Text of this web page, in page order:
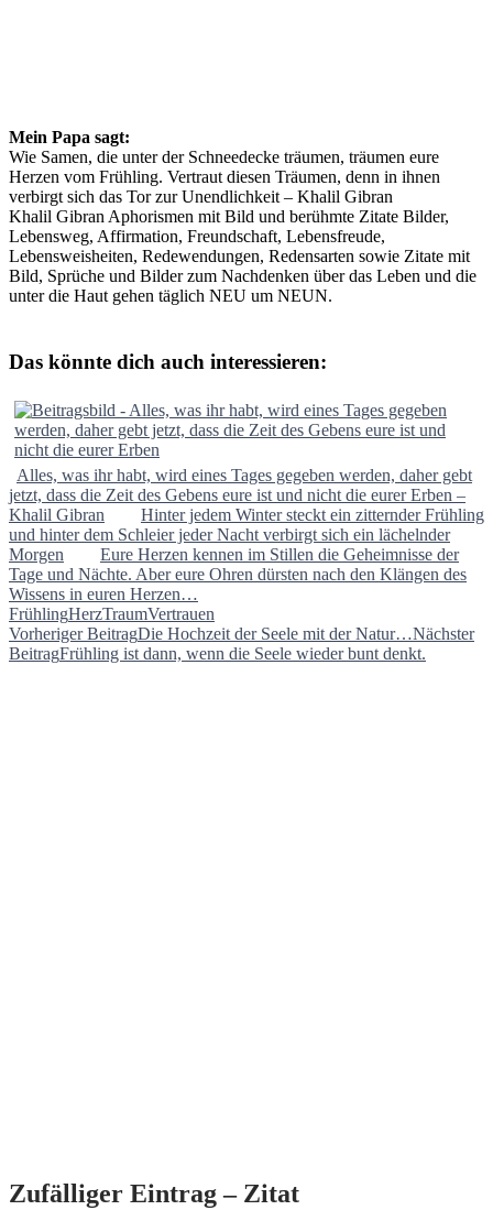
Mein Papa sagt:
Wie Samen, die unter der Schneedecke träumen, träumen eure
Herzen vom Frühling. Vertraut diesen Träumen, denn in ihnen
verbirgt sich das Tor zur Unendlichkeit – Khalil Gibran
Khalil Gibran Aphorismen mit Bild und berühmte Zitate Bilder,
Lebensweg, Affirmation, Freundschaft, Lebensfreude,
Lebensweisheiten, Redewendungen, Redensarten sowie Zitate mit
Bild, Sprüche und Bilder zum Nachdenken über das Leben und die
unter die Haut gehen täglich NEU um NEUN.
Das könnte dich auch interessieren:
Alles, was ihr habt, wird eines Tages gegeben werden, daher gebt
jetzt, dass die Zeit des Gebens eure ist und nicht die eurer Erben –
Khalil Gibran
Hinter jedem Winter steckt ein zitternder Frühling
und hinter dem Schleier jeder Nacht verbirgt sich ein lächelnder
Morgen
Eure Herzen kennen im Stillen die Geheimnisse der
Tage und Nächte. Aber eure Ohren dürsten nach den Klängen des
Wissens in euren Herzen…
FrühlingHerzTraumVertrauen
Beitragsnavigation
Vorheriger BeitragDie Hochzeit der Seele mit der Natur…Nächster
BeitragFrühling ist dann, wenn die Seele wieder bunt denkt.
Zufälliger Eintrag – Zitat